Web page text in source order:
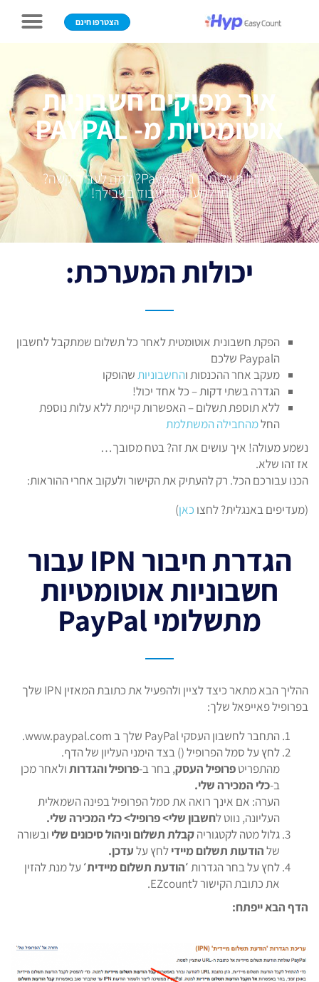
הצטרפו חינם
איך מפיקים חשבוניות
אוטומטיות מ- PAYPAL
מקבל תשלומים ב- Paypal? למה לעבוד קשה?
תן למערכת לעבוד בשבילך!
יכולות המערכת:
הפקת חשבונית אוטומטית לאחר כל תשלום שמתקבל לחשבון
הPaypal שלכם
מעקב אחר ההכנסות והחשבוניותשהופקו
הגדרה בשתי דקות – כל אחד יכול!
ללא תוספת תשלום – האפשרות קיימת ללא עלות נוספת
החלמהחבילה המשתלמת
נשמע מעולה! איך עושים את זה? בטח מסובך…
אז זהו שלא.
הכנו עבורכם הכל. רק להעתיק את הקישור ולעקוב אחרי ההוראות:
(מעדיפים באנגלית? לחצו כאן)
הגדרת חיבור IPN עבור
חשבוניות אוטומטיות
מתשלומי PayPal
ההליך הבא מתאר כיצד לציין ולהפעיל את כתובת המאזין IPN שלך
בפרופיל פאייפאל שלך:
התחבר לחשבון העסקי PayPal שלך ב www.paypal.com.
לחץ על סמל הפרופיל () בצד הימני העליון של הדף.
מהתפריטפרופיל העסק, בחר ב-פרופיל והגדרותולאחר מכן
ב-כלי המכירה שלי.
הערה: אם אינך רואה את סמל הפרופיל בפינה השמאלית
העליונה, נווט לחשבון שלי> פרופיל> כלי המכירה שלי.
גלול מטה לקטגוריהקבלת תשלום וניהול סיכונים שלי ובשורה
שלהודעות תשלום מיידילחץ עלעדכן.
לחץ על בחר הגדרות׳הודעת תשלום מיידית׳ על מנת להזין
את כתובת הקישור לEZcount.
הדף הבא ייפתח: